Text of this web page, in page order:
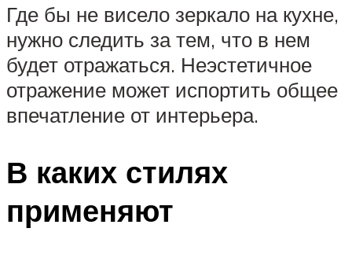
Где бы не висело зеркало на кухне,
нужно следить за тем, что в нем
будет отражаться. Неэстетичное
отражение может испортить общее
впечатление от интерьера.
В каких стилях
применяют